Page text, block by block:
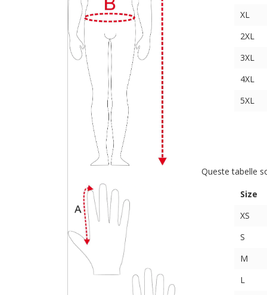
XL
2XL
3XL
4XL
5XL
Queste tabelle
Size
XS
S
M
L